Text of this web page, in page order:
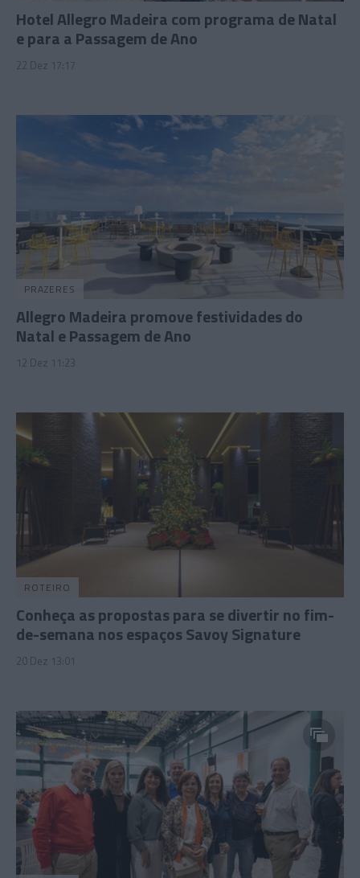
Hotel Allegro Madeira com programa de Natal
e para a Passagem de Ano
22 Dez 17:17
PRAZERES
Allegro Madeira promove festividades do
Natal e Passagem de Ano
12 Dez 11:23
ROTEIRO
Conheça as propostas para se divertir no fim-
de-semana nos espaços Savoy Signature
20 Dez 13:01